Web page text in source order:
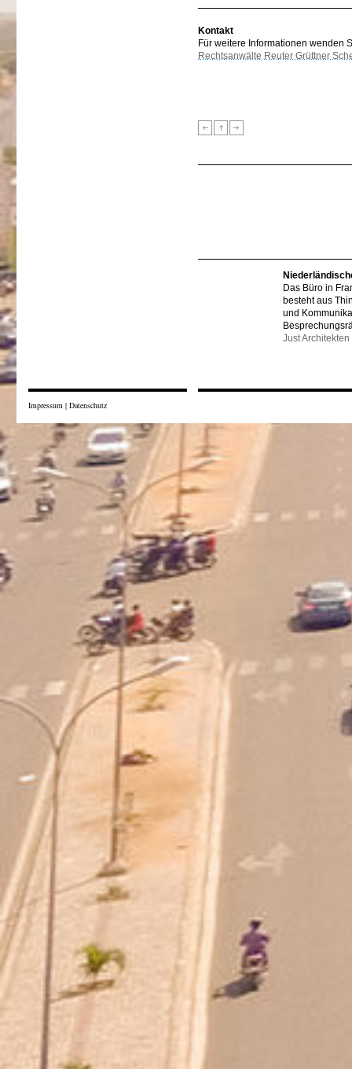
Kontakt
Für weitere Informationen wenden
Rechtsanwälte Reuter Grüttner
Das Büro in
besteht aus
und
Just Architekten
Impressum | Datenschutz